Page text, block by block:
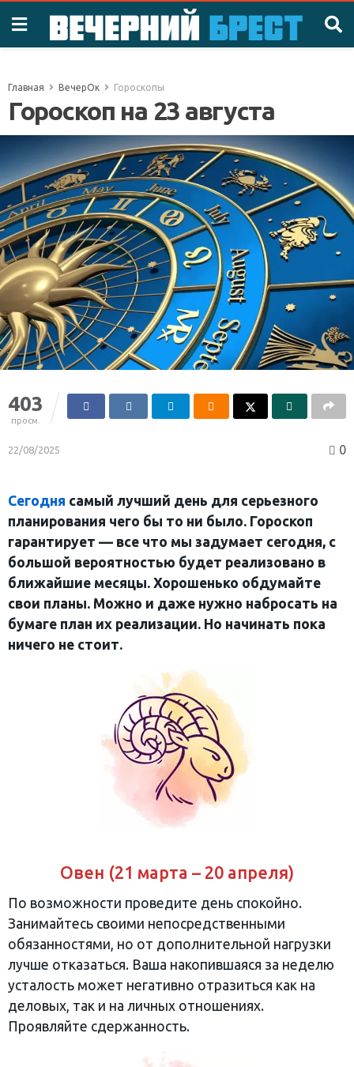
Главная ВечерОк Гороскопы
Гороскоп на 23 августа
403
просм.
22/08/2025 0
Сегодня самый лучший день для серьезного
планирования чего бы то ни было. Гороскоп
гарантирует — все что мы задумает сегодня, с
большой вероятностью будет реализовано в
ближайшие месяцы. Хорошенько обдумайте
свои планы. Можно и даже нужно набросать на
бумаге план их реализации. Но начинать пока
ничего не стоит.
Овен (21 марта – 20 апреля)
По возможности проведите день спокойно.
Занимайтесь своими непосредственными
обязанностями, но от дополнительной нагрузки
лучше отказаться. Ваша накопившаяся за неделю
усталость может негативно отразиться как на
деловых, так и на личных отношениях.
Проявляйте сдержанность.